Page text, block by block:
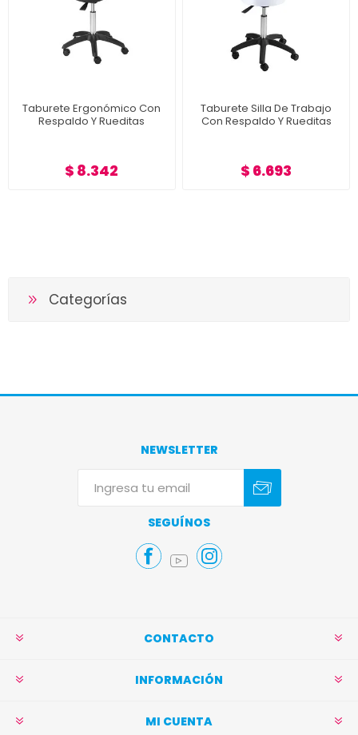
Taburete Ergonómico Con
Respaldo Y Rueditas
$ 8.342
Taburete Silla De Trabajo
Con Respaldo Y Rueditas
$ 6.693
Categorías
NEWSLETTER
SEGUÍNOS
CONTACTO
INFORMACIÓN
MI CUENTA